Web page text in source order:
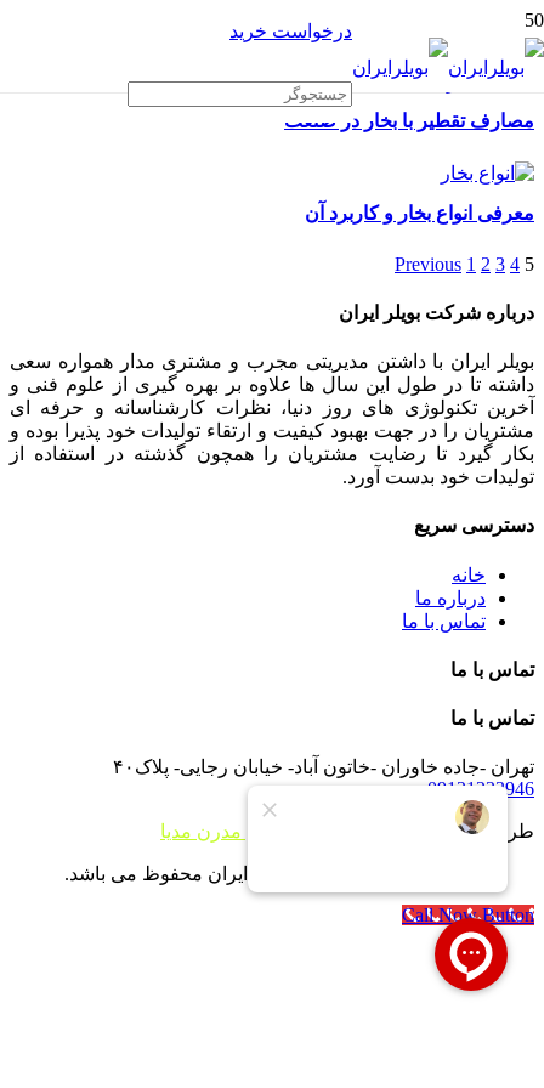
درخواست خرید
مصارف تقطیر با بخار در صنعت
معرفی انواع بخار و کاربرد آن
Previous 1 2 3 4 5
درباره شرکت بویلر ایران
بویلر ایران با داشتن مدیریتی مجرب و مشتری مدار همواره سعی
داشته تا در طول این سال ها علاوه بر بهره گیری از علوم فنی و
آخرین تکنولوژی های روز دنیا، نظرات کارشناسانه و حرفه ای
مشتریان را در جهت بهبود کیفیت و ارتقاء تولیدات خود پذیرا بوده و
بکار گیرد تا رضایت مشتریان را همچون گذشته در استفاده از
تولیدات خود بدست آورد.
دسترسی سریع
خانه
درباره ما
تماس با ما
تماس با ما
تماس با ما
تهران -جاده خاوران -خاتون آباد- خیابان رجایی- پلاک۴۰
09121233946
طراحی سایت و توسعه توسط آژانس مدرن مدیا
تمام حقوق برای شرکت بویلر ایران محفوظ می باشد.
Call Now Button